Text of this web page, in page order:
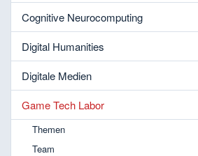
Cognitive Neurocomputing
Digital Humanities
Digitale Medien
Game Tech Labor
Themen
Team